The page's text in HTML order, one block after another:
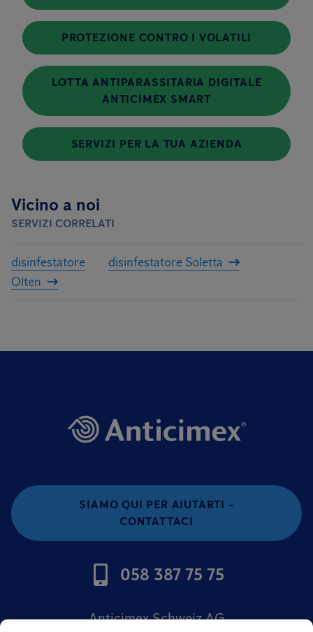
PROTEZIONE CONTRO I VOLATILI
LOTTA ANTIPARASSITARIA DIGITALE
ANTICIMEX SMART
SERVIZI PER LA TUA AZIENDA
Vicino a noi
SERVIZI CORRELATI
disinfestatore
Olten
disinfestatore Soletta
SIAMO QUI PER AIUTARTI -
CONTATTACI
058 387 75 75
Anticimex Schweiz AG